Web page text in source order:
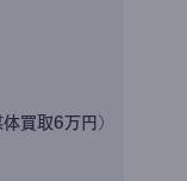
買取6万円)